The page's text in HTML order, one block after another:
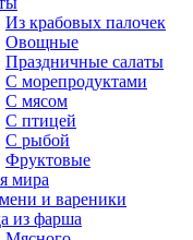
Из крабовых палочек
Овощные
Праздничные салаты
С морепродуктами
С мясом
С птицей
С рыбой
Фруктовые
мира
и вареники
из фарша